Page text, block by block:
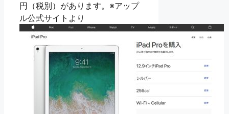
円（税別）があります。※アップ
ル公式サイトより